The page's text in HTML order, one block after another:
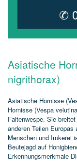
✆
Asiatische
nigrithorax)
Asiatische Hornisse
Hornisse (Vespa
Faltenwespe. Sie
anderen Teilen
Menschen und Imkerei
Beutejagd auf
Erkennungsmerkmale